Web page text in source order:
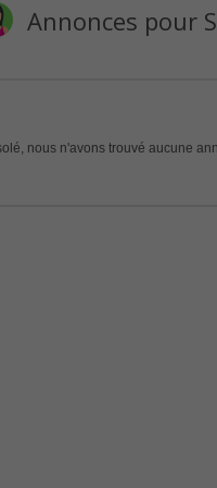
Annonces pour
nous n'avons trouvé aucune